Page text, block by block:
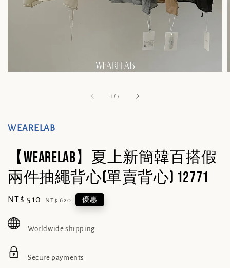
1 /7
WEARELAB
【WEARELAB】夏上新簡韓百搭假
兩件抽繩背心(單賣背心) 12771
Sale
NT$ 510 Regular
NT$ 620 優惠
Worldwide shipping
Secure payments